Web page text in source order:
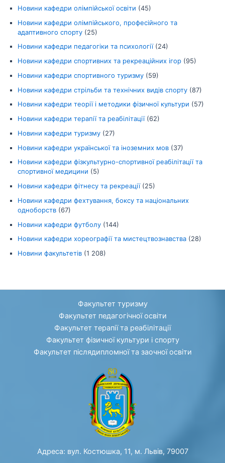
Новини кафедри олімпійської освіти (45)
Новини кафедри олімпійського, професійного та
адаптивного спорту (25)
Новини кафедри педагогіки та психології(24)
Новини кафедри спортивних та рекреаційних ігор (95)
Новини кафедри спортивного туризму (59)
Новини кафедри стрільби та технічних видів спорту (87)
Новини кафедри теорії і методики фізичної культури (57)
Новини кафедри терапії та реабілітації(62)
Новини кафедри туризму (27)
Новини кафедри української та іноземних мов (37)
Новини кафедри фізкультурно-спортивної реабілітації та
спортивної медицини (5)
Новини кафедри фітнесу та рекреації(25)
Новини кафедри фехтування, боксу та національних
одноборств (67)
Новини кафедри футболу (144)
Новини кафедри хореографії та мистецтвознавства (28)
Новини факультетів (1 208)
Факультет туризму
Факультет педагогічної освіти
Факультет терапії та реабілітації
Факультет фізичної культури і спорту
Факультет післядипломної та заочної освіти
Адреса: вул. Костюшка, 11, м. Львів, 79007